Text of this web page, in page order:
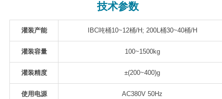
技术参数
灌装产能 IBC吨桶10~12桶/H; 200L桶30~40桶/H
灌装容量 100~1500kg
灌装精度 ±(200~400)g
使用电源 AC380V 50Hz